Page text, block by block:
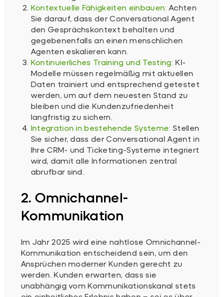
Kontextuelle Fähigkeiten einbauen: Achten
Sie darauf, dass der Conversational Agent
den Gesprächskontext behalten und
gegebenenfalls an einen menschlichen
Agenten eskalieren kann.
Kontinuierliches Training und Testing: KI-
Modelle müssen regelmäßig mit aktuellen
Daten trainiert und entsprechend getestet
werden, um auf dem neuesten Stand zu
bleiben und die Kundenzufriedenheit
langfristig zu sichern.
Integration in bestehende Systeme: Stellen
Sie sicher, dass der Conversational Agent in
Ihre CRM- und Ticketing-Systeme integriert
wird, damit alle Informationen zentral
abrufbar sind.
2. Omnichannel-
Kommunikation
Im Jahr 2025 wird eine nahtlose Omnichannel-
Kommunikation entscheidend sein, um den
Ansprüchen moderner Kunden gerecht zu
werden. Kunden erwarten, dass sie
unabhängig vom Kommunikationskanal stets